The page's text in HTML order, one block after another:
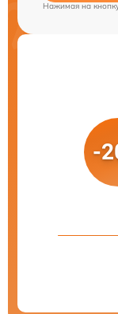
Нажимая на
-